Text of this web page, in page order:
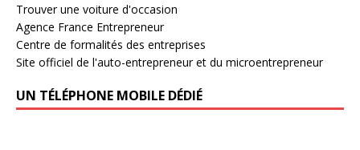
Trouver une voiture d'occasion
Agence France Entrepreneur
Centre de formalités des entreprises
Site officiel de l'auto-entrepreneur et du microentrepreneur
UN TÉLÉPHONE MOBILE DÉDIÉ